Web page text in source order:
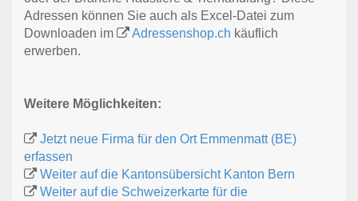
Adressen können Sie auch als Excel-Datei zum
Downloaden im
Adressenshop.ch käuflich
erwerben.
Weitere Möglichkeiten:
Jetzt neue Firma für den Ort Emmenmatt (BE)
erfassen
Weiter auf die Kantonsübersicht Kanton Bern
Weiter auf die Schweizerkarte für die